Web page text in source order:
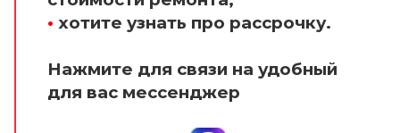
• хотите узнать про рассрочку.
Нажмите для связи на удобный
для вас мессенджер